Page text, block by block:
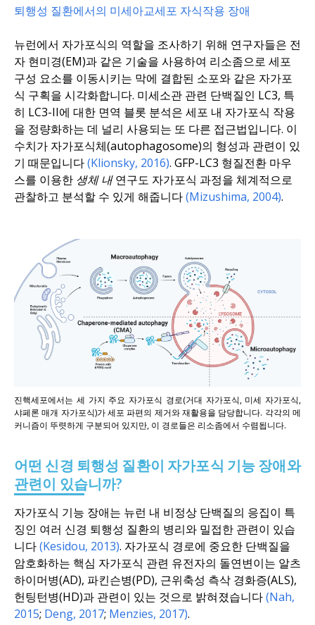
퇴행성 질환에서의 미세아교세포 자식작용 장애
뉴런에서 자가포식의 역할을 조사하기 위해 연구자들은 전
자 현미경(EM)과 같은 기술을 사용하여 리소좀으로 세포
구성 요소를 이동시키는 막에 결합된 소포와 같은 자가포
식 구획을 시각화합니다. 미세소관 관련 단백질인 LC3, 특
히 LC3-II에 대한 면역 블롯 분석은 세포 내 자가포식 작용
을 정량화하는 데 널리 사용되는 또 다른 접근법입니다. 이
수치가 자가포식체(autophagosome)의 형성과 관련이 있
기 때문입니다(Klionsky, 2016). GFP-LC3 형질전환 마우
스를 이용한 생체 내연구도 자가포식 과정을 체계적으로
관찰하고 분석할 수 있게 해줍니다(Mizushima, 2004).
진핵세포에서는 세 가지 주요 자가포식 경로(거대 자가포식, 미세 자가포식,
샤페론 매개 자가포식)가 세포 파편의 제거와 재활용을 담당합니다. 각각의 메
커니즘이 뚜렷하게 구분되어 있지만, 이 경로들은 리소좀에서 수렴됩니다.
어떤 신경 퇴행성 질환이 자가포식 기능 장애와
관련이 있습니까?
자가포식 기능 장애는 뉴런 내 비정상 단백질의 응집이 특
징인 여러 신경 퇴행성 질환의 병리와 밀접한 관련이 있습
니다(Kesidou, 2013). 자가포식 경로에 중요한 단백질을
암호화하는 핵심 자가포식 관련 유전자의 돌연변이는 알츠
하이머병(AD), 파킨슨병(PD), 근위축성 측삭 경화증(ALS),
헌팅턴병(HD)과 관련이 있는 것으로 밝혀졌습니다(Nah,
2015; Deng, 2017; Menzies, 2017).